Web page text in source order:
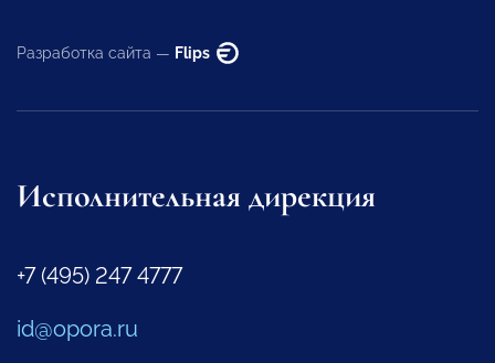
Разработка сайта — Flips
Исполнительная дирекция
+7 (495) 247 4777
id@opora.ru